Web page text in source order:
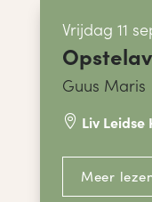
Vrijdag 11
Guus Maris
 Liv Leidse
Meer